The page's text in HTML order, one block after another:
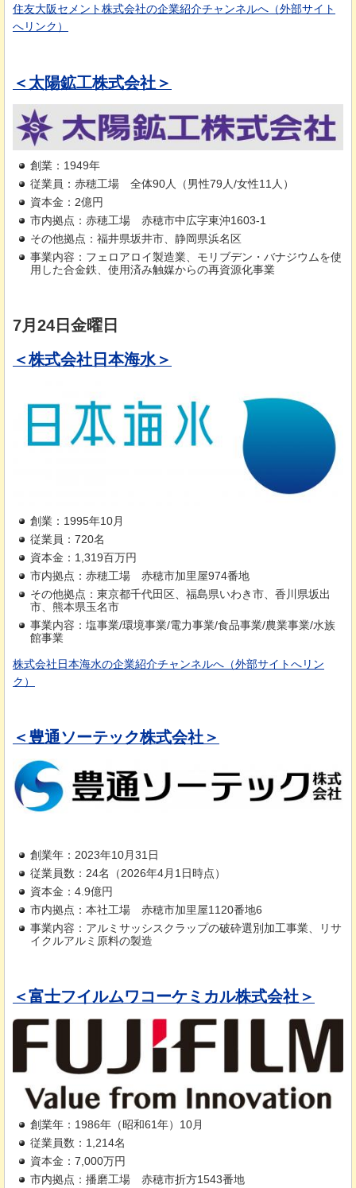
住友大阪セメント株式会社の企業紹介チャンネルへ（外部サイト
へリンク）
＜太陽鉱工株式会社＞
創業：1949年
従業員：赤穂工場
全体90人（男性79人/女性11人）
資本金：2億円
市内拠点：赤穂工場
赤穂市中広字東沖1603-1
その他拠点：福井県坂井市、静岡県浜名区
事業内容：フェロアロイ製造業、モリブデン・バナジウムを使
用した合金鉄、使用済み触媒からの再資源化事業
7月24日金曜日
＜株式会社日本海水＞
創業：1995年10月
従業員：720名
資本金：1,319百万円
市内拠点：赤穂工場
赤穂市加里屋974番地
その他拠点：東京都千代田区、福島県いわき市、香川県坂出
市、熊本県玉名市
事業内容：塩事業/環境事業/電力事業/食品事業/農業事業/水族
館事業
株式会社日本海水の企業紹介チャンネルへ（外部サイトへリン
ク）
＜豊通ソーテック株式会社＞
創業年：2023年10月31日
従業員数：24名（2026年4月1日時点）
資本金：4.9億円
市内拠点：本社工場
赤穂市加里屋1120番地6
事業内容：アルミサッシスクラップの破砕選別加工事業、リサ
イクルアルミ原料の製造
＜富士フイルムワコーケミカル株式会社＞
創業年：1986年（昭和61年）10月
従業員数：1,214名
資本金：7,000万円
市内拠点：播磨工場
赤穂市折方1543番地